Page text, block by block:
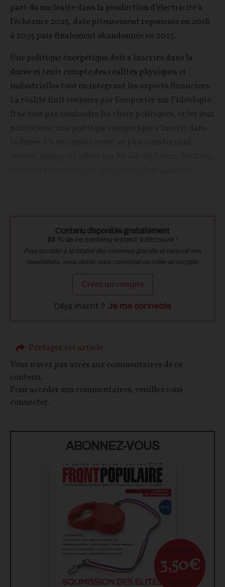
part du nucléaire dans la production d’électricité à
l’échéance 2025, date piteusement repoussée en 2018
à 2035 puis finalement abandonnée en 2023.
Une politique énergétique doit s’inscrire dans la
durée et tenir compte des réalités physiques et
industrielles tout en intégrant les aspects financiers.
La réalité finit toujours par l’emporter sur l’idéologie.
Contenu disponible gratuitement
93 % de ce contenu restent à découvrir !
Pour accéder à la totalité des contenus gratuits et recevoir nos
newsletters, vous devez vous connecter ou créer un compte.
Créer un compte
Déja inscrit ? Je me connecte
Partager cet article
Vous n'avez pas accès aux commentaires de ce
contenu.
Pour accéder aux commentaires, veuillez vous
connecter.
ABONNEZ-VOUS
À partir de
3,50€
par mois